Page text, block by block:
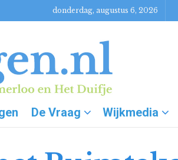
donderdag, augustus 6, 2026
De Vraag Wijkmedia